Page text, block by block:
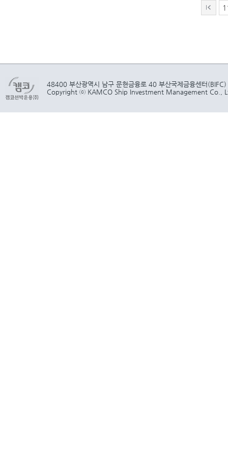
48400 부산광역시 남구 문현금융로 40 부산국제금융센터
Copyright ⓒ KAMCO Ship Investment Management Co.,